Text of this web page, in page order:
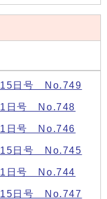
15日号 No.749
1日号 No.748
1日号 No.746
15日号 No.745
1日号 No.744
15日号 No.747